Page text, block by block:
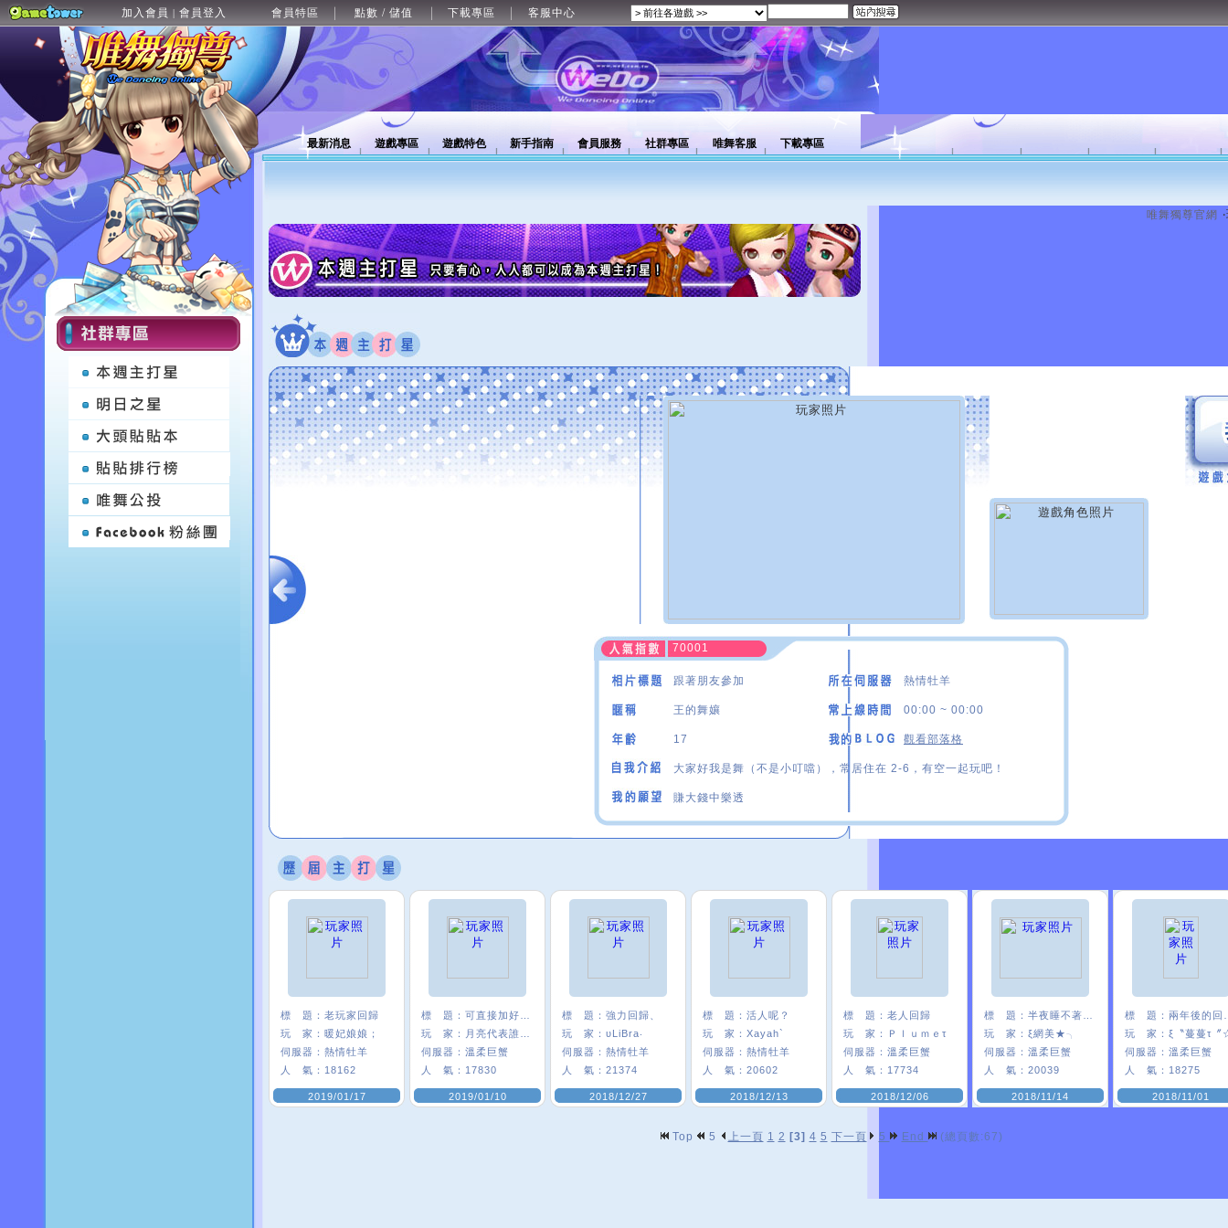
加入會員 | 會員登入 會員特區 點數 / 儲值 下載專區 客服中心
最新消息 遊戲專區 遊戲特色 新手指南 會員服務 社群專區 唯舞客服 下載專區
唯舞獨尊官網
70001
跟著朋友參加 熱情牡羊
王的舞孃 00:00 ~ 00:00
17 觀看部落格
大家好我是舞（不是小叮噹），常居住在 2-6，有空一起玩吧！
賺大錢中樂透
標 題： 老玩家回歸
玩 家： 暖妃娘娘；
伺服器： 熱情牡羊
人 氣： 18162
2019/01/17
標 題：
玩 家：
伺服器： 溫柔巨蟹
人 氣： 17830
2019/01/10
標 題： 強力回歸、
玩 家： υLiBra‧
伺服器： 熱情牡羊
人 氣： 21374
2018/12/27
標 題： 活人呢？
玩 家： Xayah`
伺服器： 熱情牡羊
人 氣： 20602
2018/12/13
標 題： 老人回歸
玩 家：
Ｐｌｕｍｅτ
伺服器： 溫柔巨蟹
人 氣： 17734
2018/12/06
標 題：
玩 家： ξ網美★╮
伺服器： 溫柔巨蟹
人 氣： 20039
2018/11/14
標 題：
玩 家： ξ〝蔓蔓τ
伺服器： 溫柔巨蟹
人 氣： 18275
2018/11/01
Top 5 上一頁 1 2 [3] 4 5 下一頁 5 End (總頁數:67)